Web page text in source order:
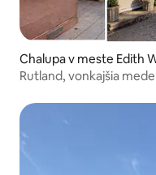
Chalupa v meste Edith
Rutland, vonkajšia